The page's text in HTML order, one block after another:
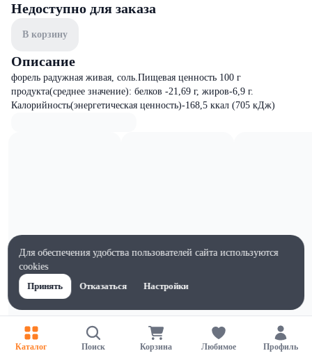
Недоступно для заказа
В корзину
Описание
форель радужная живая, соль.Пищевая ценность 100 г
продукта(среднее значение): белков -21,69 г, жиров-6,9 г.
Калорийность(энергетическая ценность)-168,5 ккал (705 кДж)
Характеристики
Каталог Поиск Корзина Любимое Профиль
Для обеспечения удобства пользователей сайта используются
cookies
Принять
Отказаться Настройки